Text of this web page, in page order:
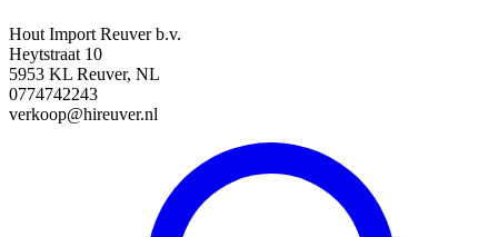
Hout Import Reuver b.v.
Heytstraat 10
5953 KL Reuver, NL
0774742243
verkoop@hireuver.nl